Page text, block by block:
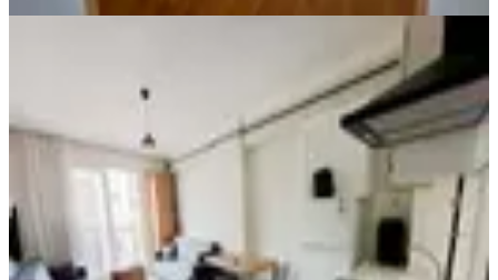
Büyükşehir Belediyesi Hemen Altı 1+1
Efeler, Güzelhisar Mahallesi
1+1· 55 m² 3. Kat 06.08.2026
17.500 ₺